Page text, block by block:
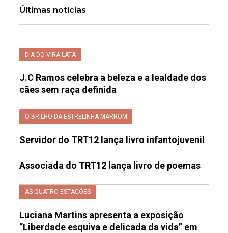
Últimas notícias
DIA DO VIRA-LATA
J.C Ramos celebra a beleza e a lealdade dos
cães sem raça definida
O BRILHO DA ESTRELINHA MARROM
Servidor do TRT12 lança livro infantojuvenil
Associada do TRT12 lança livro de poemas
AS QUATRO ESTAÇÕES
Luciana Martins apresenta a exposição
“Liberdade esquiva e delicada da vida” em